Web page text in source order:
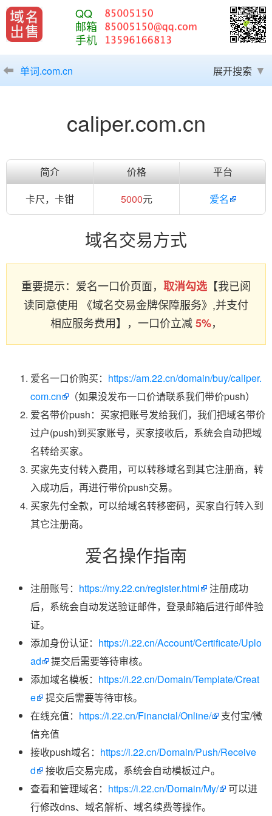
QQ
邮箱
手机
单词.com.cn 展开搜索
caliper.com.cn
简介 价格
平台
卡尺，卡钳
5000元 爱名
域名交易方式
重要提示：爱名一口价页面， 取消勾选 【我已阅
读同意使用 《域名交易金牌保障服务》,并支付
相应服务费用】，一口价立减5%，
爱名一口价购买： https://am.22.cn/domain/buy/caliper.
com.cn
（如果没发布一口价请联系我们带价push）
爱名带价push：买家把账号发给我们，我们把域名带价
过户(push)到买家账号，买家接收后，系统会自动把域
名转给买家。
买家先支付转入费用，可以转移域名到其它注册商，转
入成功后，再进行带价push交易。
买家先付全款，可以给域名转移密码，买家自行转入到
其它注册商。
爱名操作指南
注册账号： https://my.22.cn/register.html
注册成功
后，系统会自动发送验证邮件，登录邮箱后进行邮件验
证。
添加身份认证： https://i.22.cn/Account/Certificate/Uplo
ad
提交后需要等待审核。
添加域名模板： https://i.22.cn/Domain/Template/Creat
e
提交后需要等待审核。
在线充值： https://i.22.cn/Financial/Online/
支付宝/微
信充值
接收push域名： https://i.22.cn/Domain/Push/Receive
d
接收后交易完成，系统会自动模板过户。
查看和管理域名： https://i.22.cn/Domain/My/
可以进
行修改dns、域名解析、域名续费等操作。